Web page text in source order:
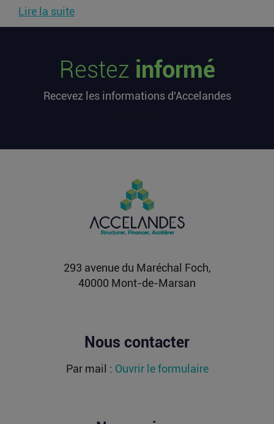
Lire la suite
de l’argent dans une sortie à 2,25
Après avoir levé près de 1,4 milliard de dollars et
PIIEC IA : votre entreprise a-t-elle le
profil et comment candidater ?
La France sélectionne jusqu’au 9 septembre
2026 les futurs participants français du Projet
Lire la suite
Restez informé
Recevez les informations d'Accelandes
293 avenue du Maréchal Foch,
40000 Mont-de-Marsan
Nous contacter
Par mail : Ouvrir le formulaire